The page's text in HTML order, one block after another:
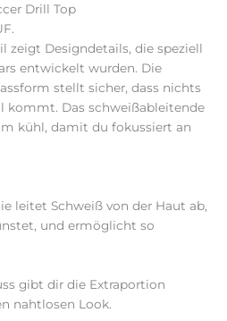
Drill Top
zeigt Designdetails, die speziell
entwickelt wurden. Die
stellt sicher, dass nichts
kommt. Das schweißableitende
kühl, damit du fokussiert an
leitet Schweiß von der Haut ab,
und ermöglicht so
gibt dir die Extraportion
nahtlosen Look.